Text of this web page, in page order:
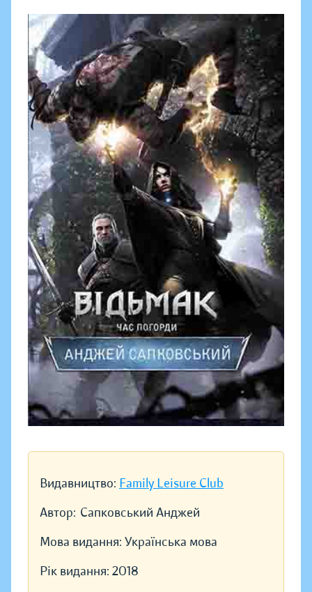
Видавництво: Family Leisure Club
Автор: Сапковський Анджей
Мова видання: Українська мова
Рік видання: 2018